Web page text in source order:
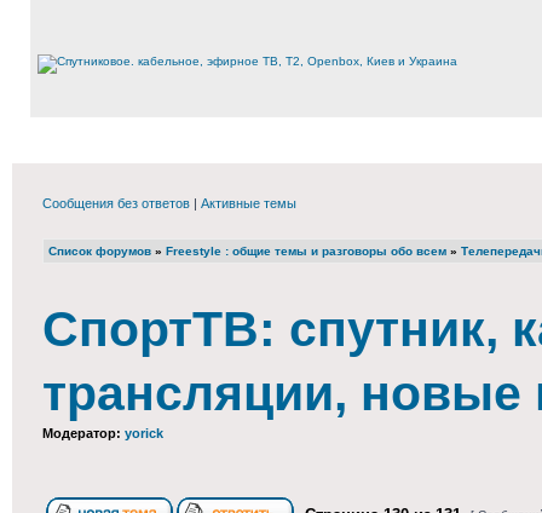
Сообщения без ответов | Активные темы
Список форумов » Freestyle : общие темы и разговоры обо всем »
СпортТВ: спутник,
трансляции, новые
Модератор: yorick